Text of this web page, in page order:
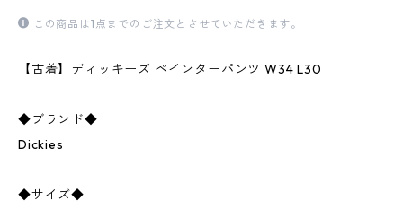
この商品は1点までのご注文とさせていただきます。
【古着】ディッキーズ ペインターパンツ W34 L30
◆ブランド◆
Dickies
◆サイズ◆